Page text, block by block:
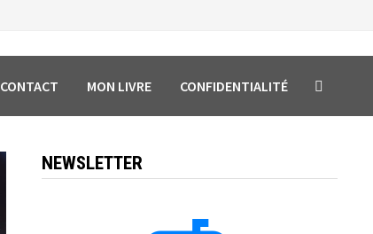
CONTACT MON LIVRE CONFIDENTIALITÉ
NEWSLETTER